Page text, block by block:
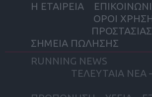
Η ΕΤΑΙΡΕΙΑ
ΟΡΟΙ
ΣΗΜΕΙΑ ΠΩΛΗΣΗΣ
RUNNING NEWS
ΤΕΛΕΥΤΑΙΑ ΝΕΑ